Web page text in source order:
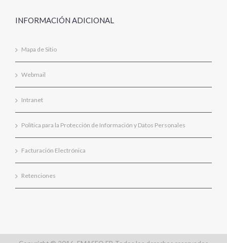
INFORMACIÓN ADICIONAL
Mapa de Sitio
Webmail
Intranet
Política para la Protección de Información y Datos Personales
Facturación Electrónica
Retenciones